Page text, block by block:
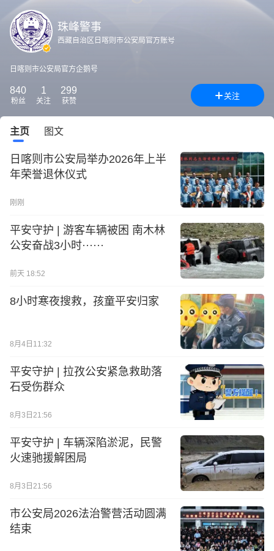
珠峰警事
西藏自治区日喀则市公安局官方账号
日喀则市公安局官方企鹅号
840
粉丝
1
关注
299
获赞
关注
主页 图文
日喀则市公安局举办2026年上半
年荣誉退休仪式
刚刚
平安守护 | 游客车辆被困 南木林
公安奋战3小时······
前天 18:52
8小时寒夜搜救，孩童平安归家
8月4日11:32
平安守护 | 拉孜公安紧急救助落
石受伤群众
8月3日21:56
平安守护 | 车辆深陷淤泥，民警
火速驰援解困局
8月3日21:56
市公安局2026法治警营活动圆满
结束